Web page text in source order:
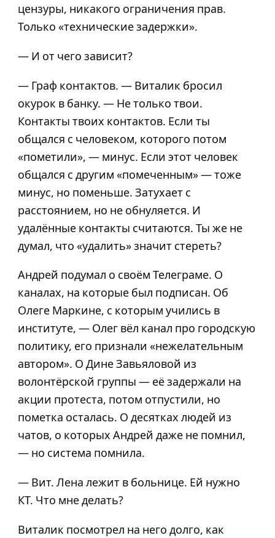
цензуры, никакого ограничения прав.
Только «технические задержки».
— И от чего зависит?
— Граф контактов. — Виталик бросил
окурок в банку. — Не только твои.
Контакты твоих контактов. Если ты
общался с человеком, которого потом
«пометили», — минус. Если этот человек
общался с другим «помеченным» — тоже
минус, но поменьше. Затухает с
расстоянием, но не обнуляется. И
удалённые контакты считаются. Ты же не
думал, что «удалить» значит стереть?
Андрей подумал о своём Телеграме. О
каналах, на которые был подписан. Об
Олеге Маркине, с которым учились в
институте, — Олег вёл канал про городскую
политику, его признали «нежелательным
автором». О Дине Завьяловой из
волонтёрской группы — её задержали на
акции протеста, потом отпустили, но
пометка осталась. О десятках людей из
чатов, о которых Андрей даже не помнил,
— но система помнила.
— Вит. Лена лежит в больнице. Ей нужно
КТ. Что мне делать?
Виталик посмотрел на него долго, как